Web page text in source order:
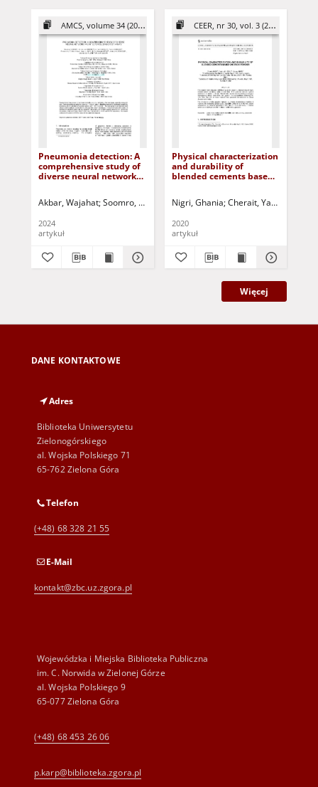
AMCS, volume 34 (2024)
Pneumonia detection: A
comprehensive study of
diverse neural network
Akbar, Wajahat Soomro, Abdullah Hussain, Altaf Hussain, Tariq
2024
artykuł
CEER, nr 30, vol. 3 (2020)
Physical characterization
and durability of
blended cements based
Nigri, Ghania Cherait, Yacine
2020
artykuł
Więcej
DANE KONTAKTOWE
Adres
Biblioteka Uniwersytetu
Zielonogórskiego
al. Wojska Polskiego 71
65-762 Zielona Góra
Telefon
(+48) 68 328 21 55
E-Mail
kontakt@zbc.uz.zgora.pl
Wojewódzka i Miejska Biblioteka Publiczna
im. C. Norwida w Zielonej Górze
al. Wojska Polskiego 9
65-077 Zielona Góra
(+48) 68 453 26 06
p.karp@biblioteka.zgora.pl